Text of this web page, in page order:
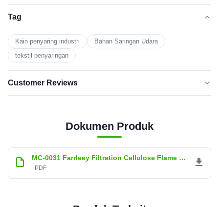
Tag
Kain penyaring industri
Bahan Saringan Udara
tekstil penyaringan
Customer Reviews
5
BINTANG
100%
Bintang
3
0
Dokumen Produk
MC-0031 Farrleey Filtration Cellulose Flame Retardant Dust Filtration Material.pdf
PDF